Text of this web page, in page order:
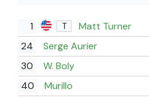
1 T Matt Turner
24 Serge Aurier
30 W. Boly
40 Murillo